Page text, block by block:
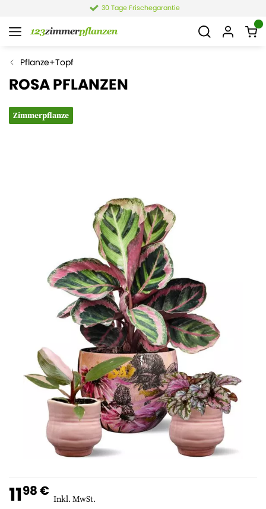
30 Tage Frischegarantie
Pflanze+Topf
ROSA PFLANZEN
Zimmerpflanze
1198 € Inkl. MwSt.